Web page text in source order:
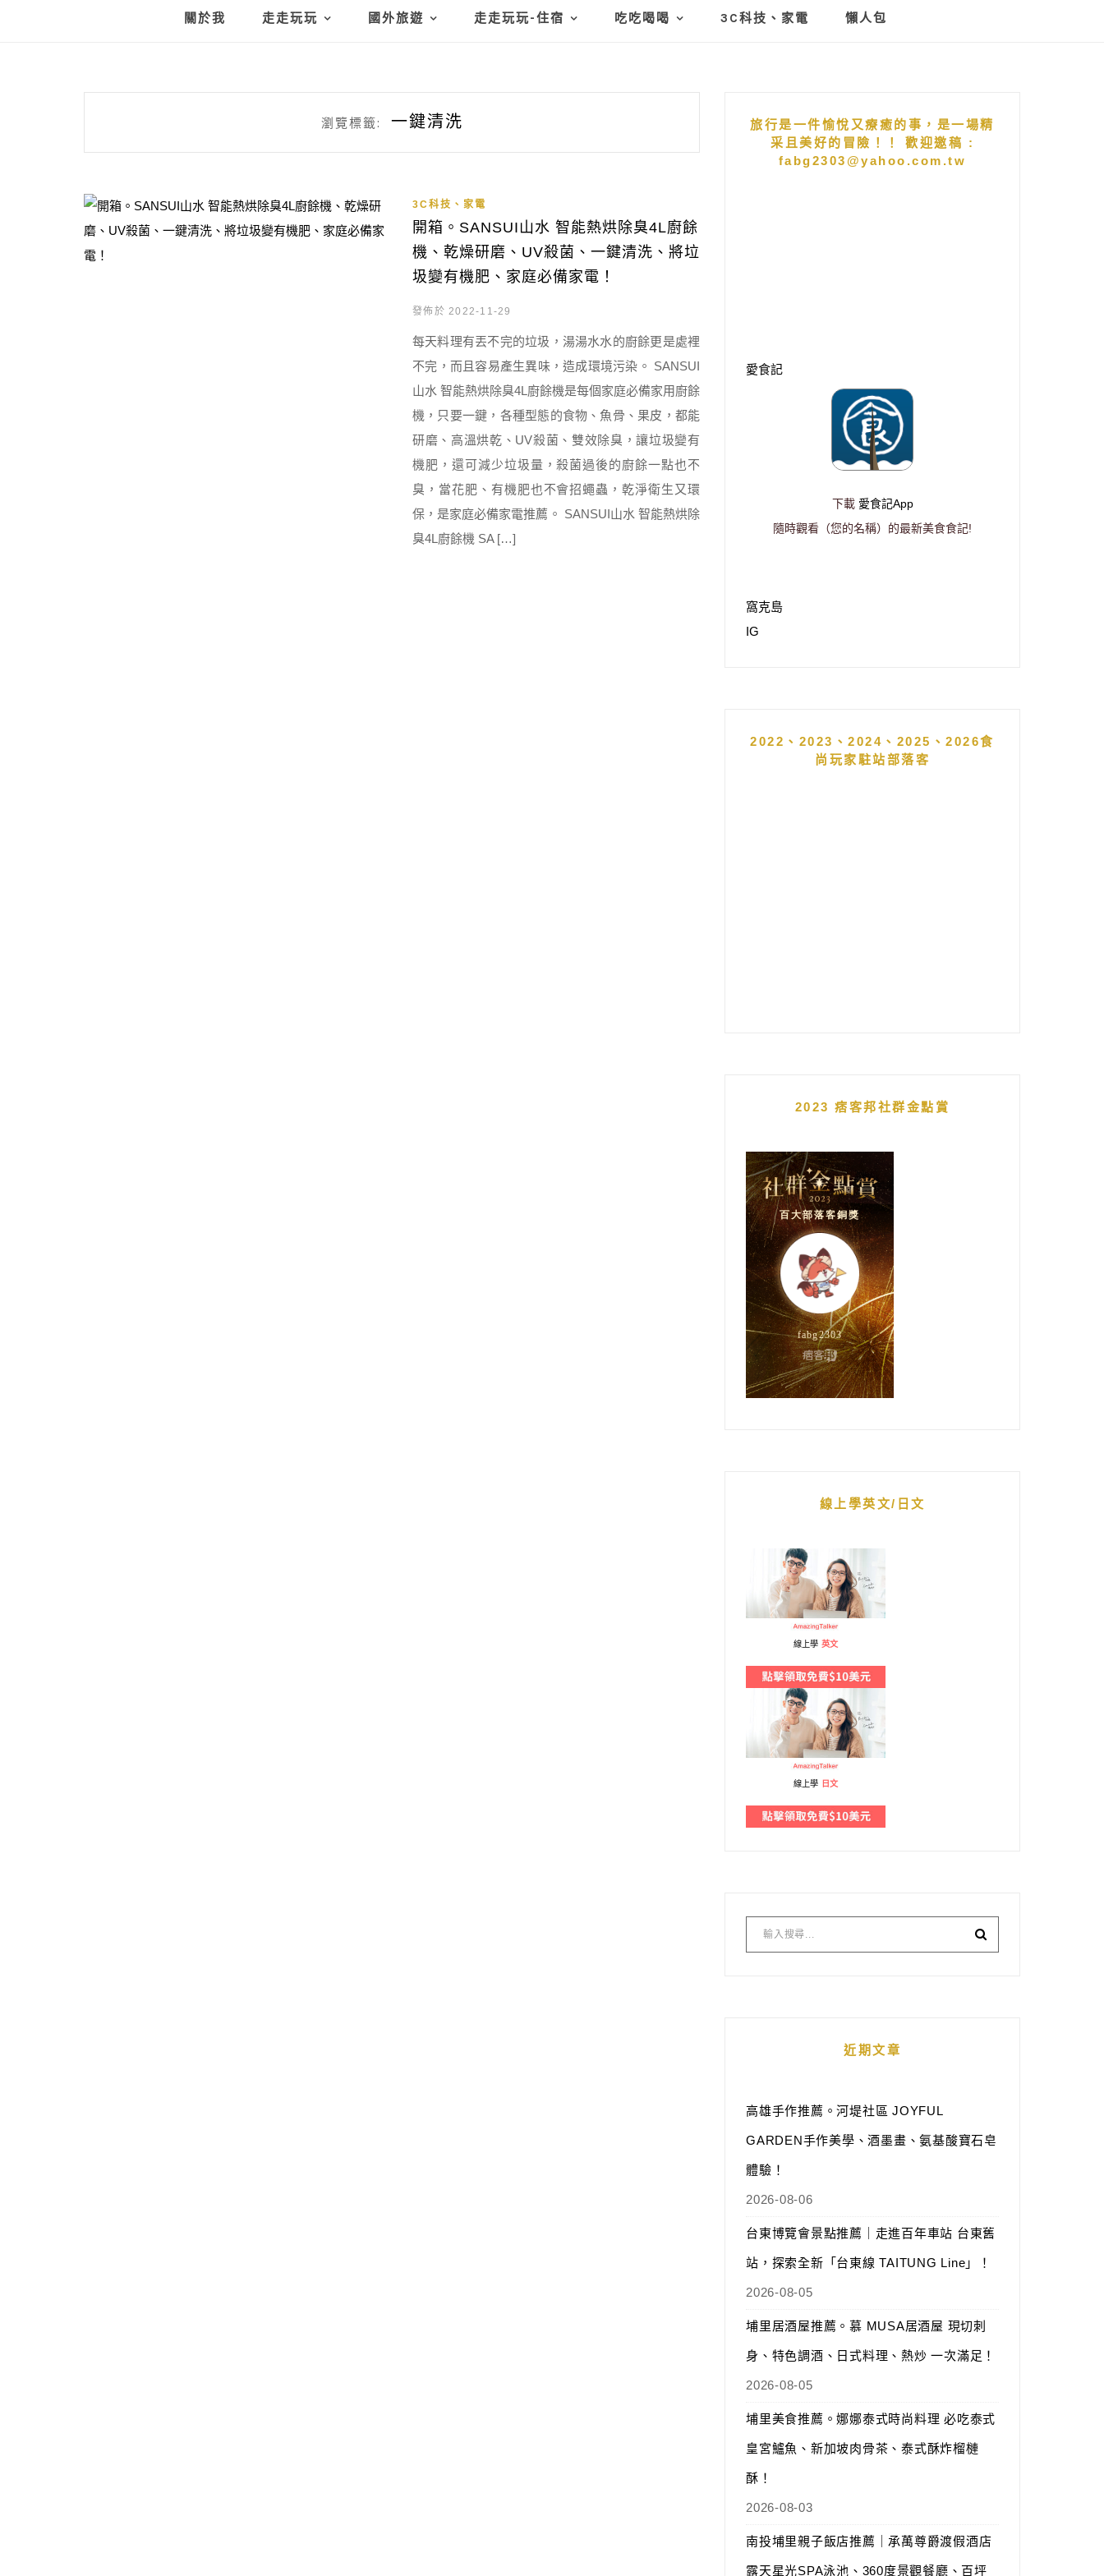
關於我 走走玩玩 國外旅遊 走走玩玩-住宿 吃吃喝喝 3C科技、家電 懶人包
瀏覽標籤: 一鍵清洗
3C科技、家電
開箱。SANSUI山水 智能熱烘除臭4L廚餘
機、乾燥研磨、UV殺菌、一鍵清洗、將垃
圾變有機肥、家庭必備家電！
發佈於 2022-11-29
每天料理有丟不完的垃圾，湯湯水水的廚餘更是處裡
不完，而且容易產生異味，造成環境污染。 SANSUI
山水 智能熱烘除臭4L廚餘機是每個家庭必備家用廚餘
機，只要一鍵，各種型態的食物、魚骨、果皮，都能
研磨、高溫烘乾、UV殺菌、雙效除臭，讓垃圾變有
機肥，還可減少垃圾量，殺菌過後的廚餘一點也不
臭，當花肥、有機肥也不會招蠅蟲，乾淨衛生又環
保，是家庭必備家電推薦。 SANSUI山水 智能熱烘除
臭4L廚餘機 SA […]
旅行是一件愉悅又療癒的事，是一場精
采且美好的冒險！！ 歡迎邀稿 :
fabg2303@yahoo.com.tw
愛食記
下載 愛食記App
隨時觀看（您的名稱）的最新美食食記!
窩克島
IG
2022、2023、2024、2025、2026食
尚玩家駐站部落客
2023 痞客邦社群金點賞
線上學英文/日文
線上學 英文
線上學 日文
近期文章
高雄手作推薦。河堤社區 JOYFUL
GARDEN手作美學、酒墨畫、氨基酸寶石皂
體驗！
2026-08-06
台東博覽會景點推薦｜走進百年車站 台東舊
站，探索全新「台東線 TAITUNG Line」！
2026-08-05
埔里居酒屋推薦。慕 MUSA居酒屋 現切刺
身、特色調酒、日式料理、熱炒 一次滿足！
2026-08-05
埔里美食推薦。娜娜泰式時尚料理 必吃泰式
皇宮鱸魚、新加坡肉骨茶、泰式酥炸榴槤
酥！
2026-08-03
南投埔里親子飯店推薦｜承萬尊爵渡假酒店
露天星光SPA泳池、360度景觀餐廳、百坪